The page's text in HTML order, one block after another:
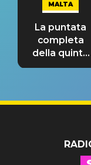
MALTA
La puntata
completa
della quinta
tappa